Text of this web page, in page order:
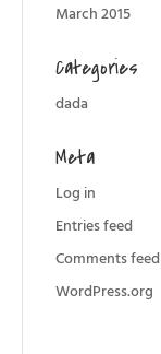
March 2015
Categories
dada
Meta
Log in
Entries feed
Comments feed
WordPress.org